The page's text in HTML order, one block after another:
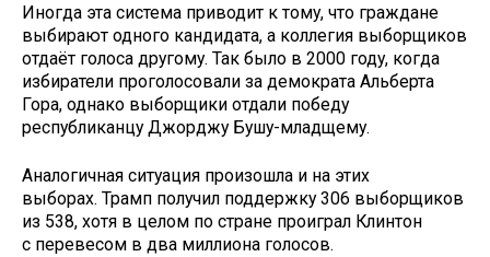
Иногда эта система приводит к тому, что граждане
выбирают одного кандидата, а коллегия выборщиков
отдаёт голоса другому. Так было в 2000 году, когда
избиратели проголосовали за демократа Альберта
Гора, однако выборщики отдали победу
республиканцу Джорджу Бушу-младщему.
Аналогичная ситуация произошла и на этих
выборах. Трамп получил поддержку 306 выборщиков
из 538, хотя в целом по стране проиграл Клинтон
с перевесом в два миллиона голосов.